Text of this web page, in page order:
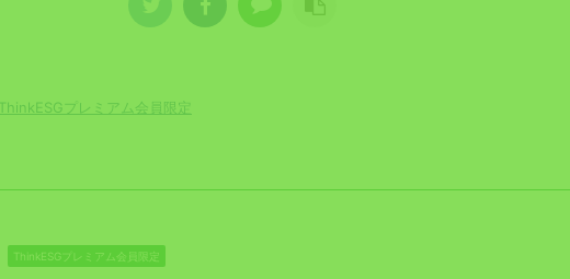
ThinkESGプレミアム会員限定
ThinkESGプレミアム会員限定